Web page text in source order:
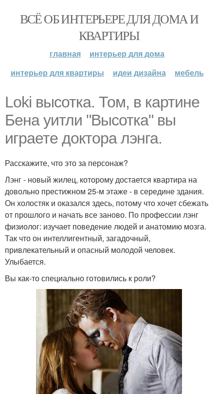
ВСЁ ОБ ИНТЕРЬЕРЕ ДЛЯ ДОМА И
КВАРТИРЫ
главная
интерьер для дома
интерьер для квартиры
идеи дизайна мебель
Loki высотка. Том, в картине
Бена уитли "Высотка" вы
играете доктора лэнга.
Расскажите, что это за персонаж?
Лэнг - новый жилец, которому достается квартира на
довольно престижном 25-м этаже - в середине здания.
Он холостяк и оказался здесь, потому что хочет сбежать
от прошлого и начать все заново. По профессии лэнг
физиолог: изучает поведение людей и анатомию мозга.
Так что он интеллигентный, загадочный,
привлекательный и опасный молодой человек.
Улыбается.
Вы как-то специально готовились к роли?